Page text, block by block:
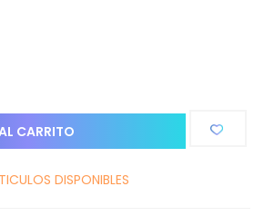
CARRITO
DISPONIBLES